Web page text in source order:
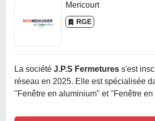
Mericourt
RGE
La société J.p.s Fermetures s'est
réseau en 2025. Elle est spécialisée
"Fenêtre en aluminium" et "Fenêtre en